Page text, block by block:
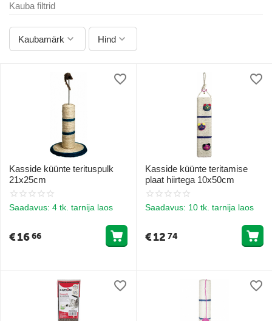
Kauba filtrid
Kaubamärk Hind
Kasside küünte terituspulk
21x25cm
Saadavus: 4 tk. tarnija laos
€1666
Kasside küünte teritamise
plaat hiirtega 10x50cm
Saadavus: 10 tk. tarnija laos
€12 74